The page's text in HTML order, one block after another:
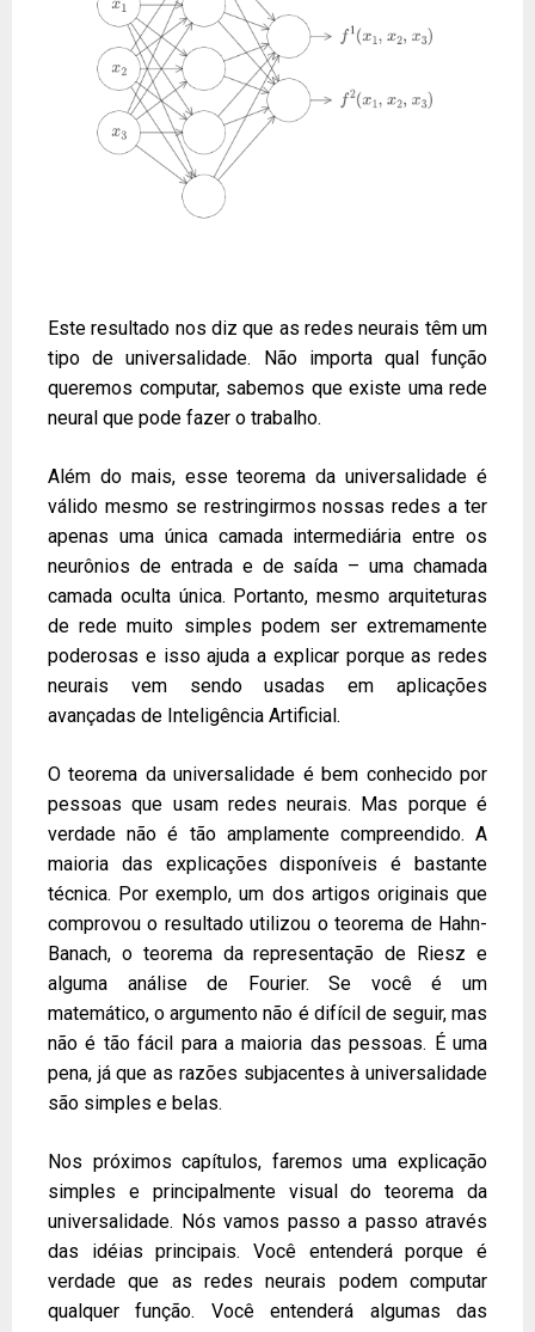
Este resultado nos diz que as redes neurais têm um
tipo de universalidade. Não importa qual função
queremos computar, sabemos que existe uma rede
neural que pode fazer o trabalho.
Além do mais, esse teorema da universalidade é
válido mesmo se restringirmos nossas redes a ter
apenas uma única camada intermediária entre os
neurônios de entrada e de saída – uma chamada
camada oculta única. Portanto, mesmo arquiteturas
de rede muito simples podem ser extremamente
poderosas e isso ajuda a explicar porque as redes
neurais vem sendo usadas em aplicações
avançadas de Inteligência Artificial.
O teorema da universalidade é bem conhecido por
pessoas que usam redes neurais. Mas porque é
verdade não é tão amplamente compreendido. A
maioria das explicações disponíveis é bastante
técnica. Por exemplo, um dos artigos originais que
comprovou o resultado utilizou o teorema de Hahn-
Banach, o teorema da representação de Riesz e
alguma análise de Fourier. Se você é um
matemático, o argumento não é difícil de seguir, mas
não é tão fácil para a maioria das pessoas. É uma
pena, já que as razões subjacentes à universalidade
são simples e belas.
Nos próximos capítulos, faremos uma explicação
simples e principalmente visual do teorema da
universalidade. Nós vamos passo a passo através
das idéias principais. Você entenderá porque é
verdade que as redes neurais podem computar
qualquer função. Você entenderá algumas das